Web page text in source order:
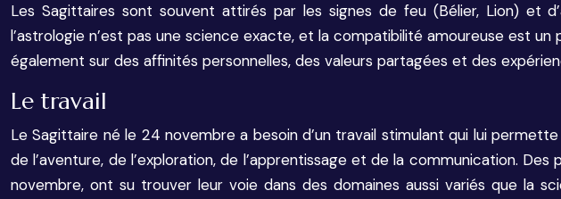
Les Sagittaires sont souvent attirés par les signes de feu (Bélier, Lion) et
l’astrologie n’est pas une science exacte, et la compatibilité amoureuse est
également sur des affinités personnelles, des valeurs partagées et des
Le travail
Le Sagittaire né le 24 novembre a besoin d’un travail stimulant qui lui
de l’aventure, de l’exploration, de l’apprentissage et de la communication.
novembre, ont su trouver leur voie dans des domaines aussi variés que la